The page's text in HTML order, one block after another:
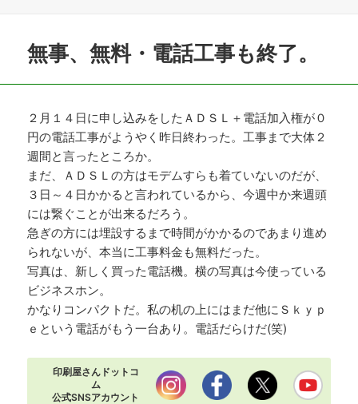
無事、無料・電話工事も終了。
２月１４日に申し込みをしたＡＤＳＬ＋電話加入権が０
円の電話工事がようやく昨日終わった。工事まで大体２
週間と言ったところか。
まだ、ＡＤＳＬの方はモデムすらも着ていないのだが、
３日～４日かかると言われているから、今週中か来週頭
には繋ぐことが出来るだろう。
急ぎの方には埋設するまで時間がかかるのであまり進め
られないが、本当に工事料金も無料だった。
写真は、新しく買った電話機。横の写真は今使っている
ビジネスホン。
かなりコンパクトだ。私の机の上にはまだ他にＳｋｙｐ
ｅという電話がもう一台あり。電話だらけだ(笑)
印刷屋さんドットコ
ム
公式SNSアカウント